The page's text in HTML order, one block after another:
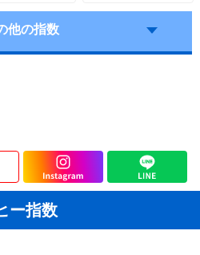
他の指数
ー指数